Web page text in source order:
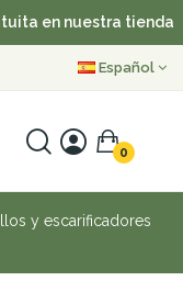
en nuestra tienda
Español
0
y escarificadores